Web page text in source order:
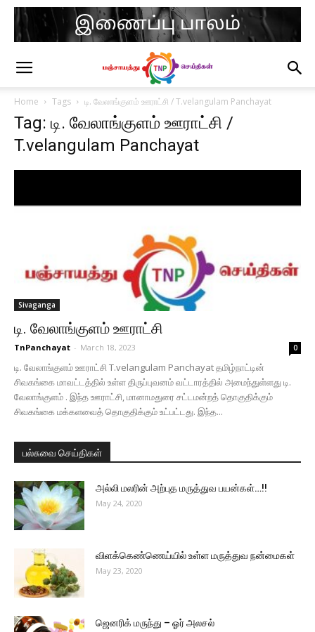
Home Tags டி. வேலாங்குளம் ஊராட்சி / T.velangulam Panchayat
Tag: டி. வேலாங்குளம் ஊராட்சி /
T.velangulam Panchayat
Sivaganga
டி. வேலாங்குளம் ஊராட்சி
TnPanchayat - March 18, 2023 0
டி. வேலாங்குளம் ஊராட்சி T.velangulam Panchayat தமிழ்நாட்டின்
சிவகங்கை மாவட்டத்தில் உள்ள திருப்புவனம் வட்டாரத்தில் அமைந்துள்ளது டி.
வேலாங்குளம் . இந்த ஊராட்சி, மானாமதுரை சட்டமன்றத் தொகுதிக்கும்
சிவகங்கை மக்களவைத் தொகுதிக்கும் உட்பட்டது. இந்த...
பல்சுவை செய்திகள்
அல்லி மலரின் அற்புத மருத்துவ பயன்கள்…!!
May 24, 2020
விளக்கெண்ணெய்யில் உள்ள மருத்துவ நன்மைகள்
May 23, 2020
ஜெனரிக் மருந்து – ஓர் அலசல்